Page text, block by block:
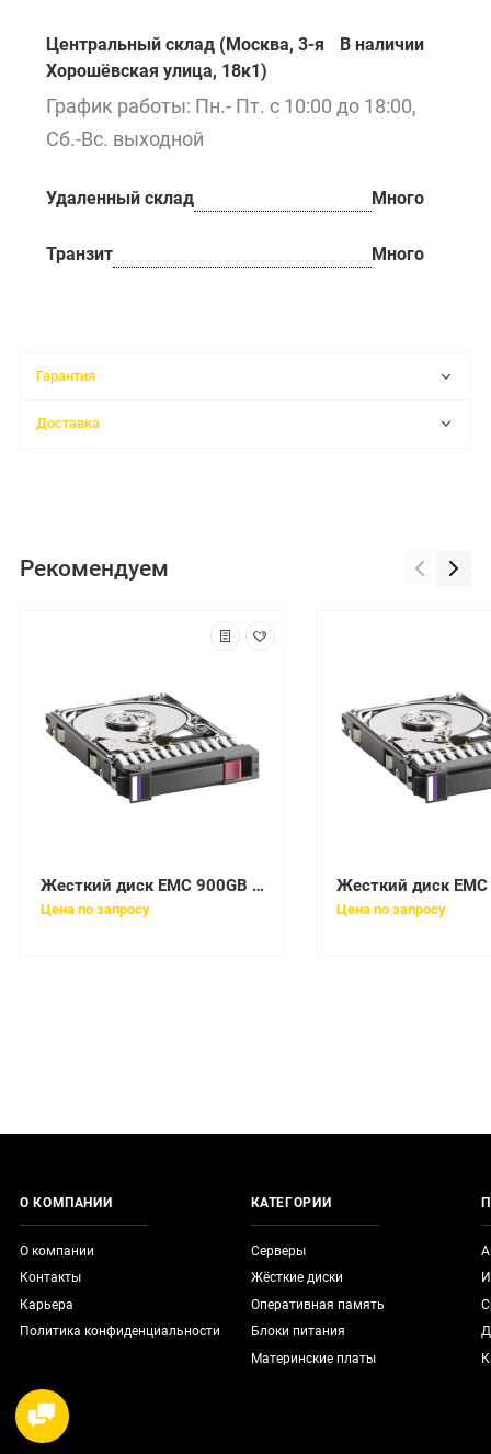
Центральный склад (Москва, 3-я
Хорошёвская улица, 18к1)
В наличии
График работы: Пн.- Пт. с 10:00 до 18:00,
Сб.-Вс. выходной
Удаленный склад Много
Транзит Много
Гарантия
Доставка
Рекомендуем
Жесткий диск EMC 900GB SAS 6G SFF 10K [005049951]
Цена по запросу Цена по запросу
О КОМПАНИИ
О компании
Контакты
Карьера
Политика конфиденциальности
КАТЕГОРИИ
Серверы
Жёсткие диски
Оперативная память
Блоки питания
Материнские платы